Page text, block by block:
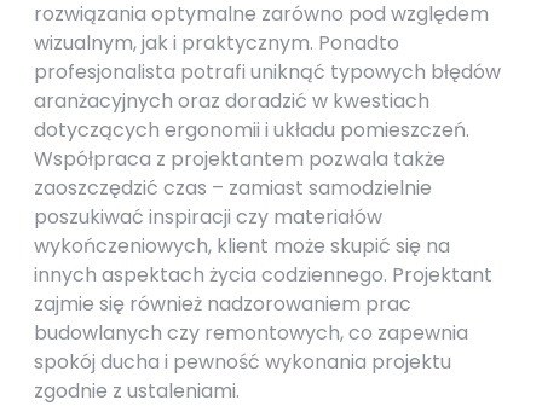
rozwiązania optymalne zarówno pod względem
wizualnym, jak i praktycznym. Ponadto
profesjonalista potrafi uniknąć typowych błędów
aranżacyjnych oraz doradzić w kwestiach
dotyczących ergonomii i układu pomieszczeń.
Współpraca z projektantem pozwala także
zaoszczędzić czas – zamiast samodzielnie
poszukiwać inspiracji czy materiałów
wykończeniowych, klient może skupić się na
innych aspektach życia codziennego. Projektant
zajmie się również nadzorowaniem prac
budowlanych czy remontowych, co zapewnia
spokój ducha i pewność wykonania projektu
zgodnie z ustaleniami.